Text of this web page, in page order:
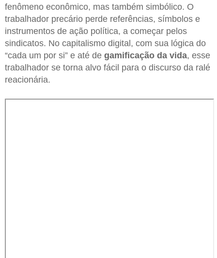
fenômeno econômico, mas também simbólico. O
trabalhador precário perde referências, símbolos e
instrumentos de ação política, a começar pelos
sindicatos. No capitalismo digital, com sua lógica do
“cada um por si” e até de gamificação da vida, esse
trabalhador se torna alvo fácil para o discurso da ralé
reacionária.